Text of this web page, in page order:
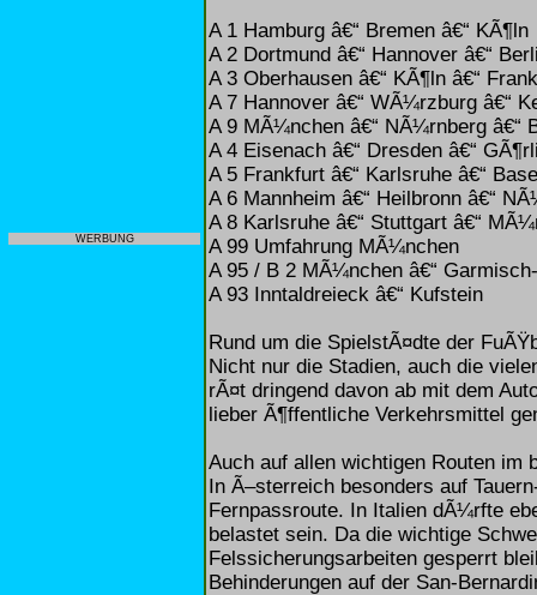
WERBUNG
A 1 Hamburg â€“ Bremen â€“ KÃ¶ln
A 2 Dortmund â€“ Hannover â€“
A 3 Oberhausen â€“ KÃ¶ln â€“
A 7 Hannover â€“ WÃ¼rzburg â€“
A 9 MÃ¼nchen â€“ NÃ¼rnberg â€“
A 4 Eisenach â€“ Dresden â€“
A 5 Frankfurt â€“ Karlsruhe â€“
A 6 Mannheim â€“ Heilbronn â€“
A 8 Karlsruhe â€“ Stuttgart â€“
A 99 Umfahrung MÃ¼nchen
A 95 / B 2 MÃ¼nchen â€“
A 93 Inntaldreieck â€“ Kufstein
Rund um die SpielstÃ¤dte der
Nicht nur die Stadien, auch die
rÃ¤t dringend davon ab mit dem
lieber Ã¶ffentliche Verkehrsmittel
Auch auf allen wichtigen Routen im
In Ã–sterreich besonders auf
Fernpassroute. In Italien dÃ¼rfte
belastet sein. Da die wichtige
Felssicherungsarbeiten gesperrt
Behinderungen auf der San-